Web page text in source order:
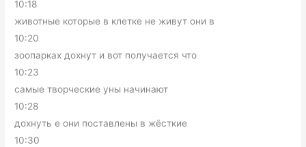
10:18
животные которые в клетке не живут они в
10:20
зоопарках дохнут и вот получается что
10:23
самые творческие уны начинают
10:28
дохнуть е они поставлены в жёсткие
10:30